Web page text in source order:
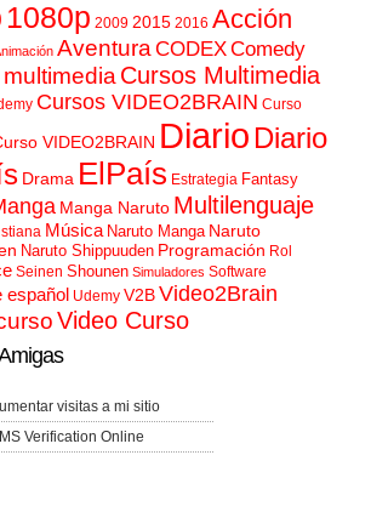
1080p 2009 2015 2016 Acción
AventuraCODEXComedy
Cursos Multimedia
Cursos VIDEO2BRAIN Curso
VIDEO2BRAIN Diario Diario
Drama ElPaís Estrategia Fantasy
Manga Naruto Multilenguaje
Música Naruto Manga Naruto
Naruto Shippuuden Programación Rol
Seinen Shounen Simuladores Software
español Udemy V2BVideo2Brain
Video Curso
visitas a mi sitio
Verification Online